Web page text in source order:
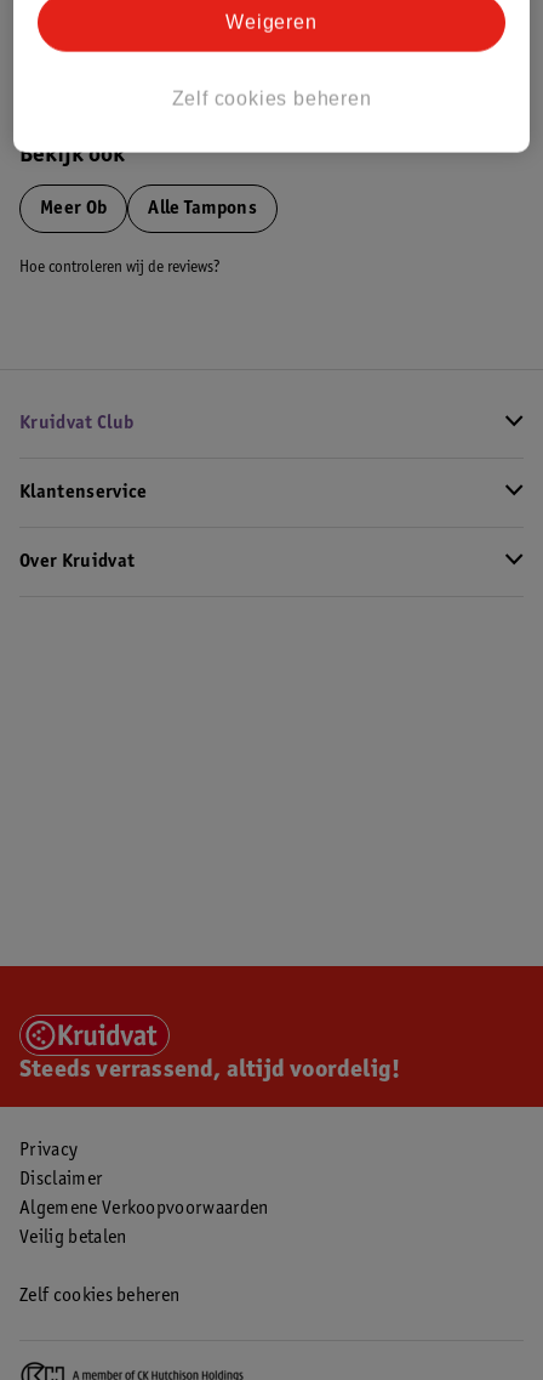
Bekijk ook
Meer Ob Alle Tampons
Hoe controleren wij de reviews?
Kruidvat Club
Klantenservice
Over Kruidvat
Steeds verrassend, altijd voordelig!
Privacy
Disclaimer
Algemene Verkoopvoorwaarden
Veilig betalen
Zelf cookies beheren
Zelf cookies beheren
Weigeren